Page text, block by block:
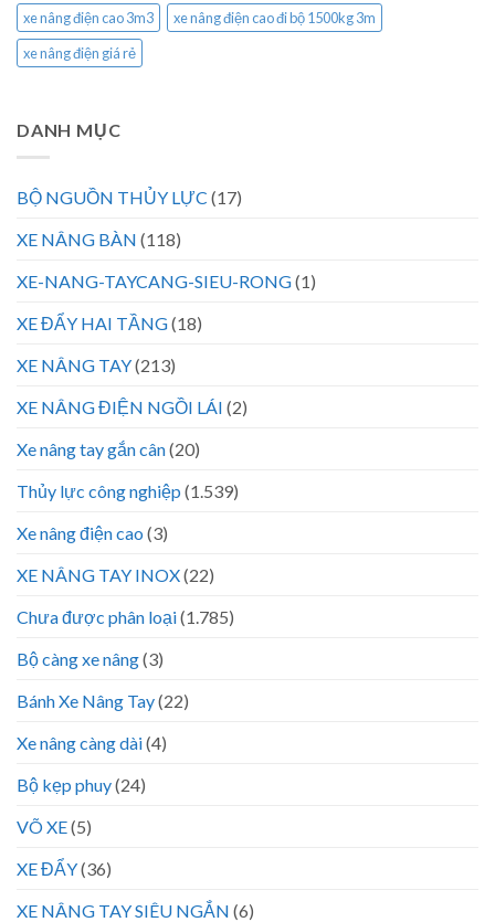
xe nâng điện cao 3m3
xe nâng điện cao đi bộ 1500kg 3m
xe nâng điện giá rẻ
DANH MỤC
BỘ NGUỒN THỦY LỰC (17)
XE NÂNG BÀN (118)
XE-NANG-TAYCANG-SIEU-RONG(1)
XE ĐẨY HAI TẦNG(18)
XE NÂNG TAY(213)
XE NÂNG ĐIỆN NGỒI LÁI (2)
Xe nâng tay gắn cân(20)
Thủy lực công nghiệp (1.539)
Xe nâng điện cao (3)
XE NÂNG TAY INOX(22)
Chưa được phân loại(1.785)
Bộ càng xe nâng(3)
Bánh Xe Nâng Tay(22)
Xe nâng càng dài(4)
Bộ kẹp phuy(24)
VÕ XE(5)
XE ĐẨY(36)
XE NÂNG TAY SIÊU NGẮN (6)